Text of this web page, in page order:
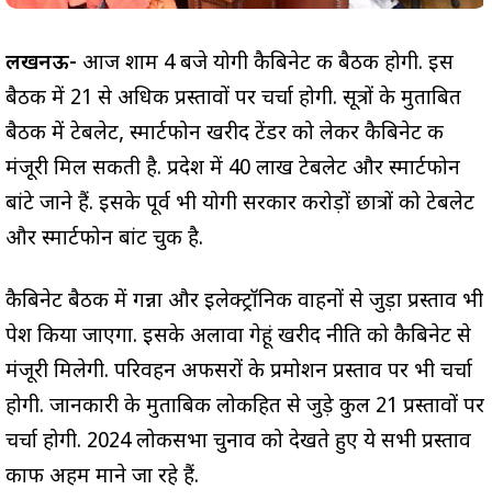
लखनऊ- आज शाम 4 बजे योगी कैबिनेट की बैठक होगी. इस
बैठक में 21 से अधिक प्रस्तावों पर चर्चा होगी. सूत्रों के मुताबित
बैठक में टेबलेट, स्मार्टफोन खरीद टेंडर को लेकर कैबिनेट की
मंजूरी मिल सकती है. प्रदेश में 40 लाख टेबलेट और स्मार्टफोन
बांटे जाने हैं. इसके पूर्व भी योगी सरकार करोड़ों छात्रों को टेबलेट
और स्मार्टफोन बांट चुकी है.
कैबिनेट बैठक में गन्ना और इलेक्ट्रॉनिक वाहनों से जुड़ा प्रस्ताव भी
पेश किया जाएगा. इसके अलावा गेहूं खरीद नीति को कैबिनेट से
मंजूरी मिलेगी. परिवहन अफसरों के प्रमोशन प्रस्ताव पर भी चर्चा
होगी. जानकारी के मुताबिक लोकहित से जुड़े कुल 21 प्रस्तावों पर
चर्चा होगी. 2024 लोकसभा चुनाव को देखते हुए ये सभी प्रस्ताव
काफी अहम माने जा रहे हैं.